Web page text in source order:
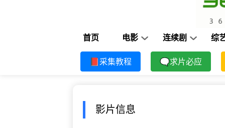
首页 电影 连续剧 综
📕采集教程 🗨求片必应
影片信息